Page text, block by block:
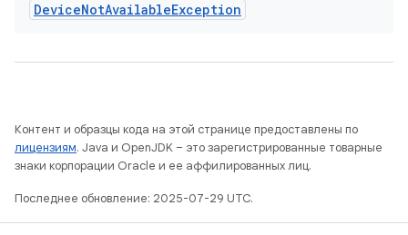
DeviceNotAvailableException
Контент и образцы кода на этой странице предоставлены по
лицензиям. Java и OpenJDK – это зарегистрированные товарные
знаки корпорации Oracle и ее аффилированных лиц.
Последнее обновление: 2025-07-29 UTC.